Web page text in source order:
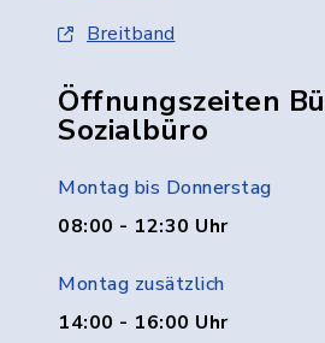
Breitband
Öffnungszeiten
Sozialbüro
Montag bis Donnerstag
08:00 - 12:30 Uhr
Montag zusätzlich
14:00 - 16:00 Uhr